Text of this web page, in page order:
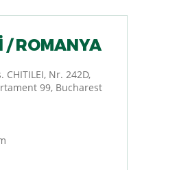
/ ROMANYA
Nr. 242D,
99, Bucharest